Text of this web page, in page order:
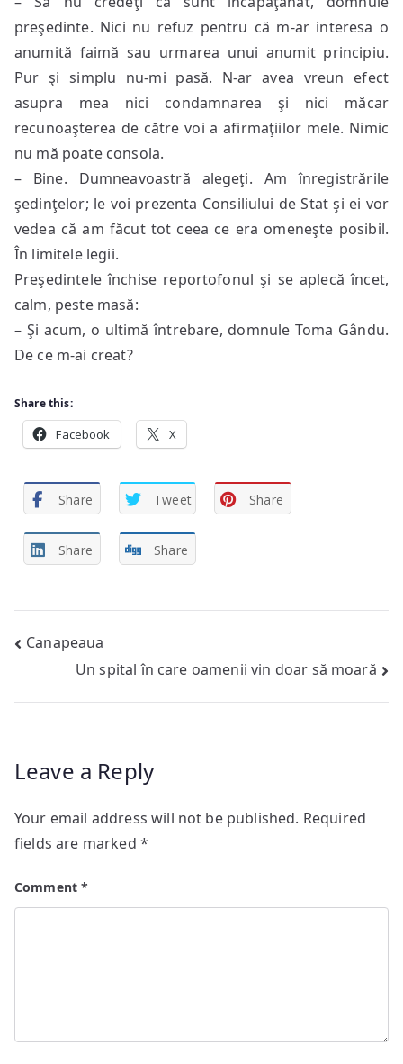
preşedinte. Nici nu refuz pentru că m-ar interesa o
anumită faimă sau urmarea unui anumit principiu.
Pur şi simplu nu-mi pasă. N-ar avea vreun efect
asupra mea nici condamnarea şi nici măcar
recunoaşterea de către voi a afirmaţiilor mele. Nimic
nu mă poate consola.
– Bine. Dumneavoastră alegeţi. Am înregistrările
şedinţelor; le voi prezenta Consiliului de Stat şi ei vor
vedea că am făcut tot ceea ce era omeneşte posibil.
În limitele legii.
Preşedintele închise reportofonul şi se aplecă încet,
calm, peste masă:
– Şi acum, o ultimă întrebare, domnule Toma Gându.
De ce m-ai creat?
Share this:
Facebook X
Share Tweet Share
Share Share
Post
navigation
Canapeaua
Un spital în care oamenii vin doar să moară
Leave a Reply
Your email address will not be published. Required
fields are marked *
Comment*